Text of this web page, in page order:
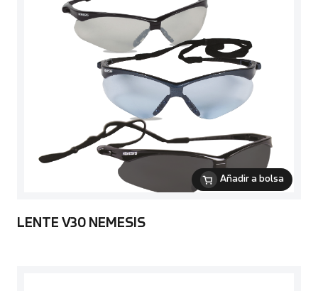
Añadir a bolsa
LENTE V30 NEMESIS